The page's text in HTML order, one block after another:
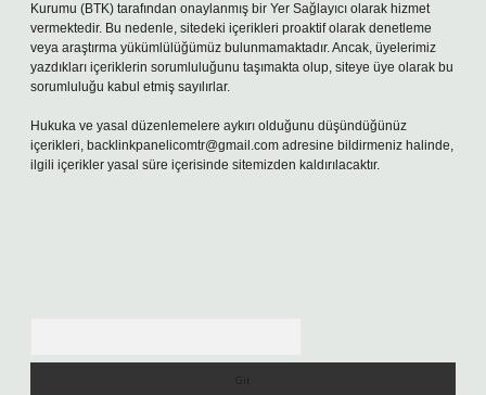
Kurumu (BTK) tarafından onaylanmış bir Yer Sağlayıcı olarak hizmet
vermektedir. Bu nedenle, sitedeki içerikleri proaktif olarak denetleme
veya araştırma yükümlülüğümüz bulunmamaktadır. Ancak, üyelerimiz
yazdıkları içeriklerin sorumluluğunu taşımakta olup, siteye üye olarak bu
sorumluluğu kabul etmiş sayılırlar.
Hukuka ve yasal düzenlemelere aykırı olduğunu düşündüğünüz
içerikleri, backlinkpanelicomtr@gmail.com adresine bildirmeniz halinde,
ilgili içerikler yasal süre içerisinde sitemizden kaldırılacaktır.